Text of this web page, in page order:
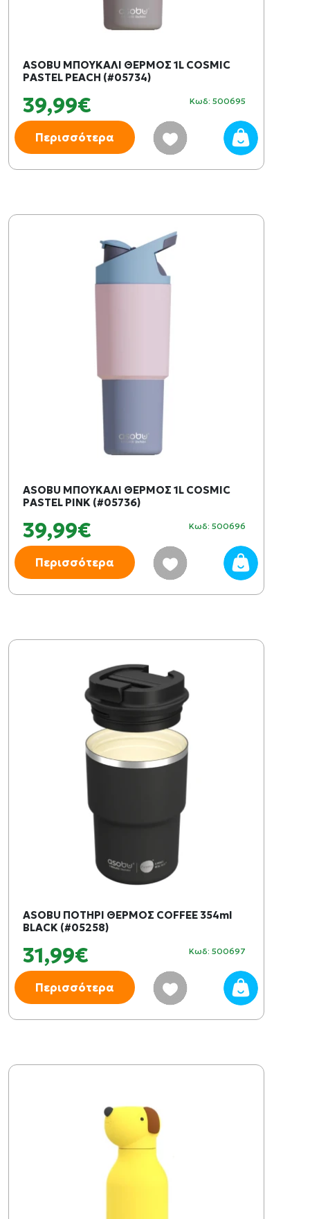
ASOBU ΜΠΟΥΚΑΛΙ ΘΕΡΜΟΣ 1L COSMIC
PASTEL PEACH (#05734)
39,99€ Κωδ: 500695
Περισσότερα
ASOBU ΜΠΟΥΚΑΛΙ ΘΕΡΜΟΣ 1L COSMIC
PASTEL PINK (#05736)
39,99€ Κωδ: 500696
Περισσότερα
ASOBU ΠΟΤΗΡΙ ΘΕΡΜΟΣ COFFEE 354ml
BLACK (#05258)
31,99€ Κωδ: 500697
Περισσότερα